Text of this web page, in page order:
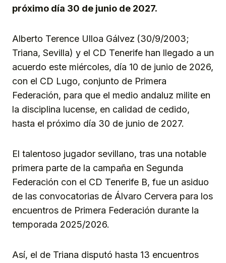
próximo día 30 de junio de 2027.
Alberto Terence Ulloa Gálvez (30/9/2003;
Triana, Sevilla) y el CD Tenerife han llegado a un
acuerdo este miércoles, día 10 de junio de 2026,
con el CD Lugo, conjunto de Primera
Federación, para que el medio andaluz milite en
la disciplina lucense, en calidad de cedido,
hasta el próximo día 30 de junio de 2027.
El talentoso jugador sevillano, tras una notable
primera parte de la campaña en Segunda
Federación con el CD Tenerife B, fue un asiduo
de las convocatorias de Álvaro Cervera para los
encuentros de Primera Federación durante la
temporada 2025/2026.
Así, el de Triana disputó hasta 13 encuentros